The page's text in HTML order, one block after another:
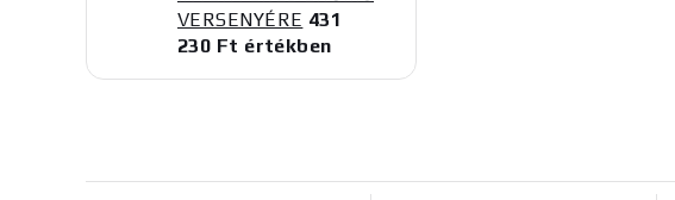
VERSENYÉRE 431
230 Ft értékben